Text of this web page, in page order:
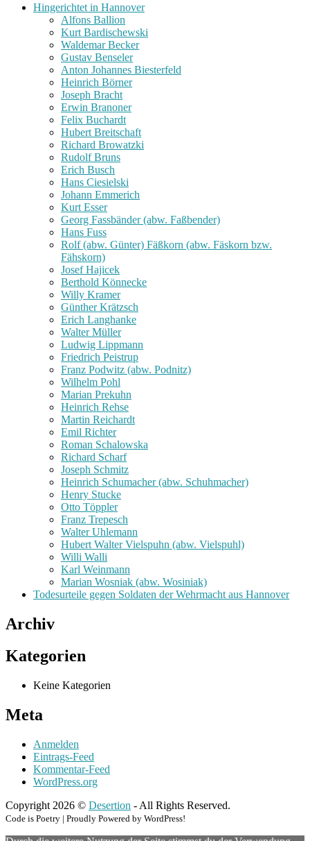
Hingerichtet in Hannover
Alfons Ballion
Kurt Bardischewski
Waldemar Becker
Gustav Benseler
Anton Johannes Biesterfeld
Heinrich Börner
Joseph Bracht
Erwin Branoner
Felix Buchardt
Hubert Breitschaft
Richard Browatzki
Rudolf Bruns
Erich Busch
Hans Ciesielski
Johann Emmerich
Kurt Esser
Georg Fassbänder (abw. Faßbender)
Hans Fuss
Rolf (abw. Günter) Fäßkorn (abw. Fäskorn bzw.
Fähskorn)
Josef Hajicek
Berthold Könnecke
Willy Kramer
Günther Krätzsch
Erich Langhanke
Walter Müller
Ludwig Lippmann
Friedrich Peistrup
Franz Podwitz (abw. Podnitz)
Wilhelm Pohl
Marian Prekuhn
Heinrich Rehse
Martin Reichardt
Emil Richter
Roman Schalowska
Richard Scharf
Joseph Schmitz
Heinrich Schumacher (abw. Schuhmacher)
Henry Stucke
Otto Töppler
Franz Trepesch
Walter Uhlemann
Hubert Walter Vielspuhn (abw. Vielspuhl)
Willi Walli
Karl Weinmann
Marian Wosniak (abw. Wosiniak)
Todesurteile gegen Soldaten der Wehrmacht aus Hannover
Archiv
Kategorien
Keine Kategorien
Meta
Anmelden
Eintrags-Feed
Kommentar-Feed
WordPress.org
Copyright 2026 © Desertion - All Rights Reserved.
Code is Poetry | Proudly Powered by WordPress!